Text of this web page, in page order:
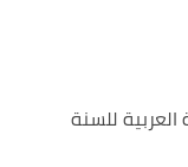
للسنة